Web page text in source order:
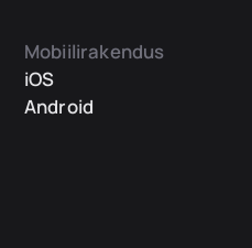
Mobiilirakendus
iOS
Android